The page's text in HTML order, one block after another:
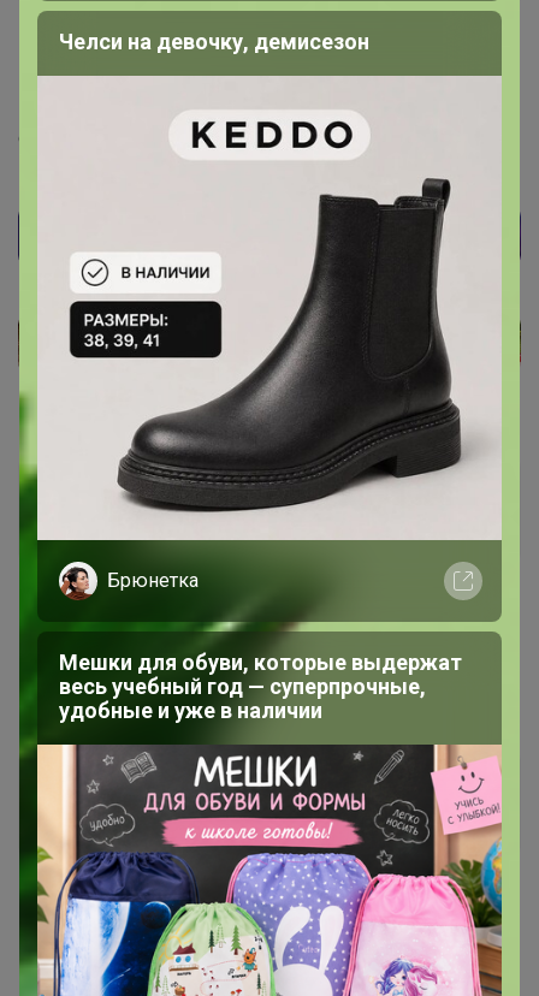
16 декабря, 2020 17:01
, Новые все будут после НГ. Я их перенесу как
счет отмечу
MarinaAndreevna
Бонифаций, здравствуйте,не могли бы мне ЦР
поменять на Калининский,если это ещё возможно?
Габриэль
Великий магистр
19 декабря, 2020 23:11
Бонифаций, оплата в двойном размере принята.
Челси на девочку, демисезон
Брюнетка
Мешки для обуви, которые выдержат
весь учебный год — суперпрочные,
удобные и уже в наличии